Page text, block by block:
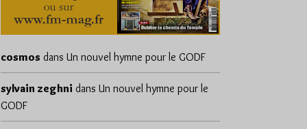
cosmos dans Un nouvel hymne pour le GODF
sylvain zeghni dans Un nouvel hymne pour le
GODF